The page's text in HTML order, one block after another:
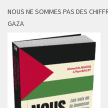
NOUS NE SOMMES PAS DES
GAZA